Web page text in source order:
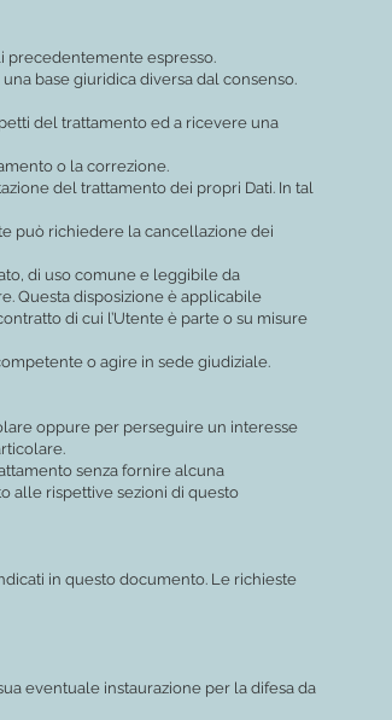
precedentemente espresso.
base giuridica diversa dal consenso.
del trattamento ed a ricevere una
o la correzione.
del trattamento dei propri Dati. In tal
può richiedere la cancellazione dei
di uso comune e leggibile da
Questa disposizione è applicabile
di cui l’Utente è parte o su misure
o agire in sede giudiziale.
oppure per perseguire un interesse
senza fornire alcuna
alle rispettive sezioni di questo
in questo documento. Le richieste
eventuale instaurazione per la difesa da